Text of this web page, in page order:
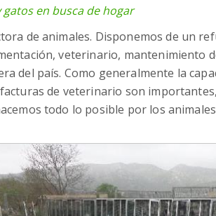
gatos en busca de hogar
de animales. Disponemos de un
veterinario, mantenimiento
del país. Como generalmente la
de veterinario son
todo lo posible por los